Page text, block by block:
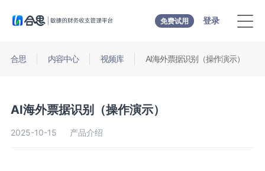
免费试用 登录
合思 内容中心 视频库 AI海外票据识别（操作演示）
AI海外票据识别（操作演示）
2025-10-15 产品介绍